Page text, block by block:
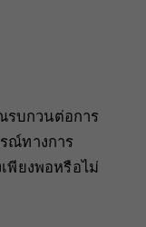
บกวนต่อการ
ณ์ทางการ
พียงพอหรือไม่